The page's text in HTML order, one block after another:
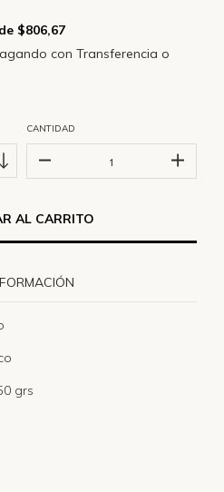
$806,67
con Transferencia o
CANTIDAD
grs